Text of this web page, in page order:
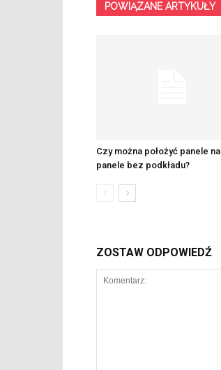
POWIĄZANE ARTYKUŁY
Czy można położyć panele na
panele bez podkładu?
ZOSTAW ODPOWIEDŹ